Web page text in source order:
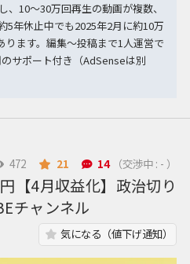
、10〜30万回再生の動画が複数、
5年休止中でも2025年2月に約10万
ます。編集〜投稿まで1人運営で
サポート付き（AdSenseは別
472 21 14 （交渉中 : - ）
【4月収益化】政治切り
チャンネル
気になる（値下げ通知）